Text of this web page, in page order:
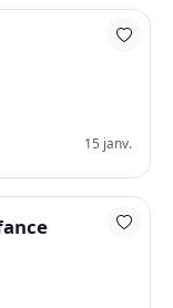
15 janv.